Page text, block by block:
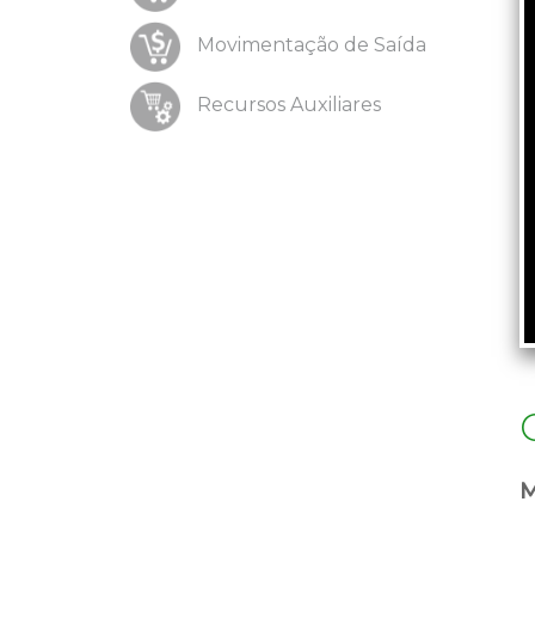
Movimentação de Saída
Recursos Auxiliares